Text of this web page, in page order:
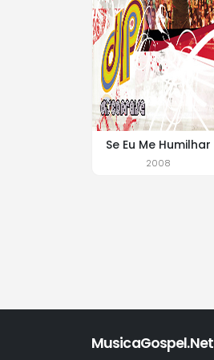
Se Eu Me Humilhar
2008
MusicaGospel.Net